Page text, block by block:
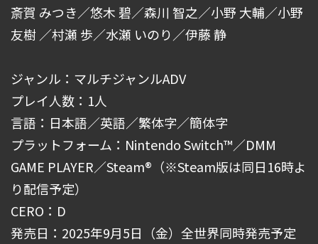
斎賀 みつき／悠木 碧／森川 智之／小野 大輔／小野
友樹 ／村瀬 歩／水瀬 いのり／伊藤 静
ジャンル：マルチジャンルADV
プレイ人数：1人
言語：日本語／英語／繁体字／簡体字
プラットフォーム：Nintendo Switch™／DMM
GAME PLAYER／Steam®（※Steam版は同日16時よ
り配信予定）
CERO：D
発売日：2025年9月5日（金）全世界同時発売予定